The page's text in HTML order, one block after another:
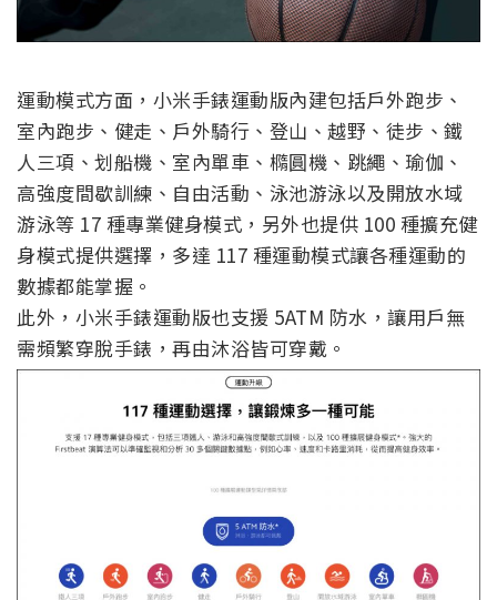
運動模式方面，小米手錶運動版內建包括戶外跑步、
室內跑步、健走、戶外騎行、登山、越野、徒步、鐵
人三項、划船機、室內單車、橢圓機、跳繩、瑜伽、
高強度間歇訓練、自由活動、泳池游泳以及開放水域
游泳等 17 種專業健身模式，另外也提供 100 種擴充健
身模式提供選擇，多達 117 種運動模式讓各種運動的
數據都能掌握。
此外，小米手錶運動版也支援 5ATM 防水，讓用戶無
需頻繁穿脫手錶，再由沐浴皆可穿戴。